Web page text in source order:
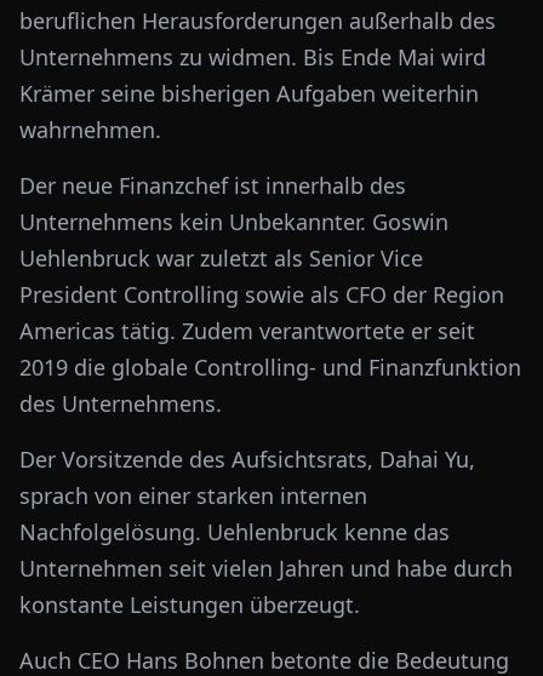
beruflichen Herausforderungen außerhalb des
Unternehmens zu widmen. Bis Ende Mai wird
Krämer seine bisherigen Aufgaben weiterhin
wahrnehmen.
Der neue Finanzchef ist innerhalb des
Unternehmens kein Unbekannter. Goswin
Uehlenbruck war zuletzt als Senior Vice
President Controlling sowie als CFO der Region
Americas tätig. Zudem verantwortete er seit
2019 die globale Controlling- und Finanzfunktion
des Unternehmens.
Der Vorsitzende des Aufsichtsrats, Dahai Yu,
sprach von einer starken internen
Nachfolgelösung. Uehlenbruck kenne das
Unternehmen seit vielen Jahren und habe durch
konstante Leistungen überzeugt.
Auch CEO Hans Bohnen betonte die Bedeutung